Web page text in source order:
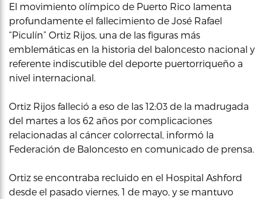
El movimiento olímpico de Puerto Rico lamenta
profundamente el fallecimiento de José Rafael
“Piculín” Ortiz Rijos, una de las figuras más
emblemáticas en la historia del baloncesto nacional y
referente indiscutible del deporte puertorriqueño a
nivel internacional.
Ortiz Rijos falleció a eso de las 12:03 de la madrugada
del martes a los 62 años por complicaciones
relacionadas al cáncer colorrectal, informó la
Federación de Baloncesto en comunicado de prensa.
Ortiz se encontraba recluido en el Hospital Ashford
desde el pasado viernes, 1 de mayo, y se mantuvo